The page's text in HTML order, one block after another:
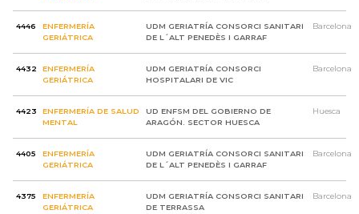
4446
ENFERMERÍA
GERIÁTRICA
UDM GERIATRÍA CONSORCI SANITARI
DE L´ALT PENEDÈS I GARRAF
Barcelona
4432
ENFERMERÍA
GERIÁTRICA
UDM GERIATRÍA CONSORCI
HOSPITALARI DE VIC
Barcelona
4423
ENFERMERÍA DE SALUD
MENTAL
UD ENFSM DEL GOBIERNO DE
ARAGÓN. SECTOR HUESCA
Huesca
4405
ENFERMERÍA
GERIÁTRICA
UDM GERIATRÍA CONSORCI SANITARI
DE L´ALT PENEDÈS I GARRAF
Barcelona
4375
ENFERMERÍA
GERIÁTRICA
UDM GERIATRÍA CONSORCI SANITARI
DE TERRASSA
Barcelona